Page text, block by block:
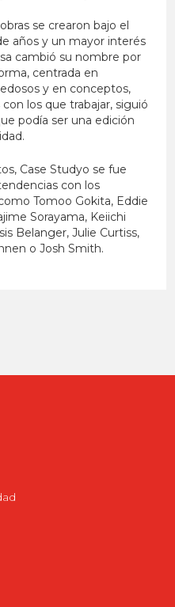
se crearon bajo el
años y un mayor interés
cambió su nombre por
centrada en
y en conceptos,
los que trabajar, siguió
podía ser una edición
Case Studyo se fue
con los
Tomoo Gokita, Eddie
Sorayama, Keiichi
Belanger, Julie Curtiss,
o Josh Smith.